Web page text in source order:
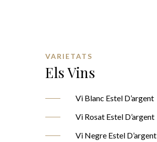
VARIETATS
Els Vins
Vi Blanc Estel D’argent
Vi Rosat Estel D’argent
Vi Negre Estel D’argent